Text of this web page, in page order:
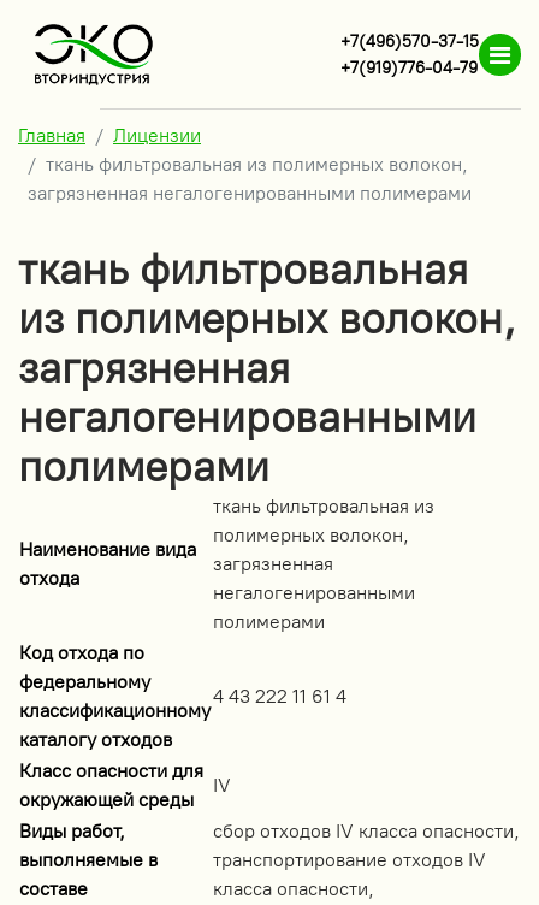
+7(496)570-37-15
+7(919)776-04-79
Главная
Лицензии
ткань фильтровальная из полимерных волокон,
загрязненная негалогенированными полимерами
ткань фильтровальная
из полимерных волокон,
загрязненная
негалогенированными
полимерами
Наименование вида
отхода
ткань фильтровальная из
полимерных волокон,
загрязненная
негалогенированными
полимерами
Код отхода по
федеральному
классификационному
каталогу отходов
4 43 222 11 61 4
Класс опасности для
окружающей среды
IV
Виды работ,
выполняемые в
составе
сбор отходов IV класса опасности,
транспортирование отходов IV
класса опасности,